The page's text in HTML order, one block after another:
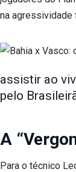
na agressividade
assistir ao
pelo
A
Para o técnico